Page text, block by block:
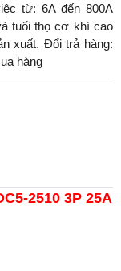
từ: 6A đến 800A
tuổi thọ cơ khí cao
xuất. Đổi trả hàng:
hàng
2510 3P 25A